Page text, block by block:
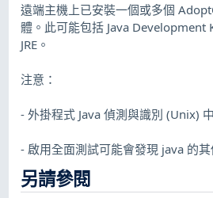
遠端主機上已安裝一個或多個
體。此可能包括 Java Development
JRE。
注意：
- 外掛程式 Java 偵測與識別 (Unix)
- 啟用全面測試可能會發現 java 的
另請參閱